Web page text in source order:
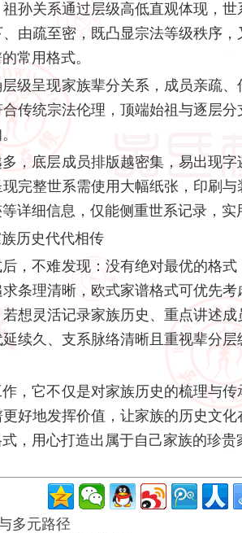
孙关系通过层级高低直观体现，
由疏至密，既凸显宗法等级秩序
常用格式。
级呈现家族辈分关系，成员亲疏
传统宗法伦理，顶端始祖与逐层
，底层成员排版越密集，易出现字
完整世系需使用大幅纸张，印刷
详细信息，仅能侧重世系记录，实
历史代代相传
，不难发现：没有绝对最优的格
条理清晰，欧式家谱格式可优先
想灵活记录家族历史、重点讲述
续久、支系脉络清晰且重视辈分
，它不仅是对家族历史的梳理与
好地发挥价值，让家族的历史文
，用心打造出属于自己家族的珍贵
多元路径